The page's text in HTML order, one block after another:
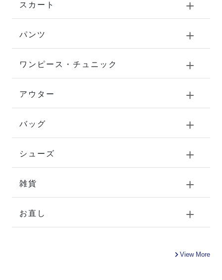
スカート
パンツ
ワンピース・チュニック
アウター
バッグ
シューズ
雑貨
お直し
View More